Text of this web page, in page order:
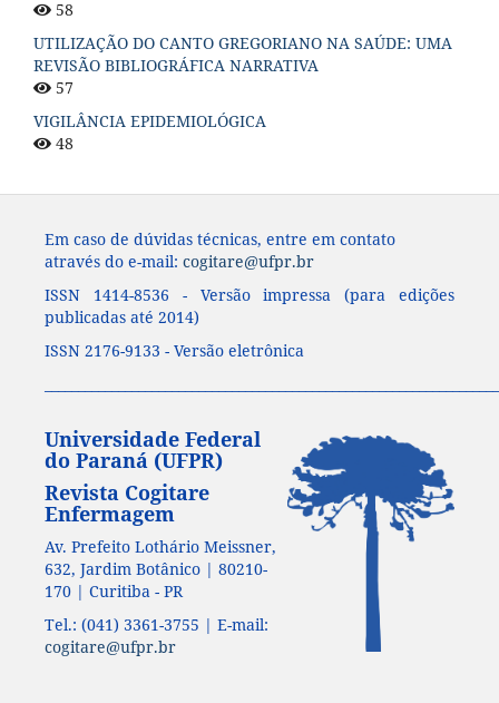
58
UTILIZAÇÃO DO CANTO GREGORIANO NA SAÚDE: UMA
REVISÃO BIBLIOGRÁFICA NARRATIVA
57
VIGILÂNCIA EPIDEMIOLÓGICA
48
Em caso de dúvidas técnicas, entre em contato
através do e-mail: cogitare@ufpr.br
ISSN 1414-8536 - Versão impressa (para edições
publicadas até 2014)
ISSN 2176-9133 - Versão eletrônica
Universidade Federal
do Paraná (UFPR)
Revista Cogitare
Enfermagem
Av. Prefeito Lothário Meissner,
632, Jardim Botânico | 80210-
170 | Curitiba - PR
Tel.: (041) 3361-3755 | E-mail:
cogitare@ufpr.br